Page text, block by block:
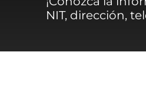
NIT, dirección,